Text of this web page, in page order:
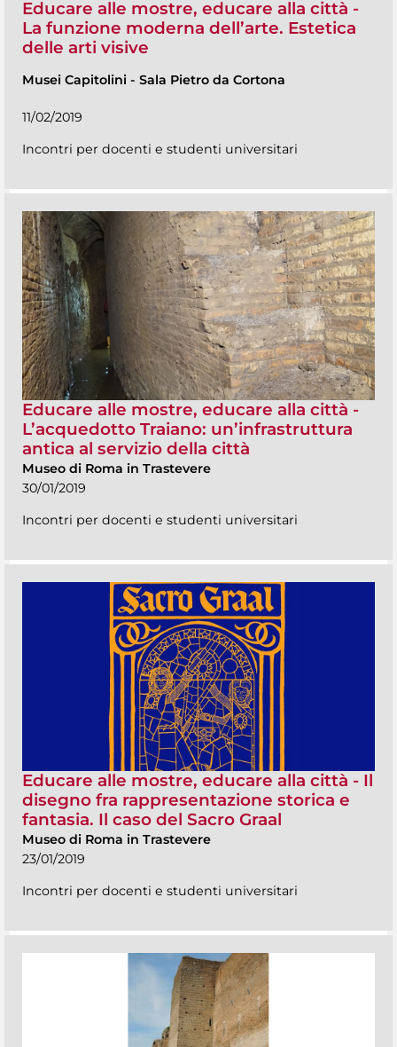
Educare alle mostre, educare alla città -
La funzione moderna dell’arte. Estetica
delle arti visive
Musei Capitolini - Sala Pietro da Cortona
11/02/2019
Incontri per docenti e studenti universitari
Educare alle mostre, educare alla città -
L’acquedotto Traiano: un’infrastruttura
antica al servizio della città
Museo di Roma in Trastevere
30/01/2019
Incontri per docenti e studenti universitari
Educare alle mostre, educare alla città - Il
disegno fra rappresentazione storica e
fantasia. Il caso del Sacro Graal
Museo di Roma in Trastevere
23/01/2019
Incontri per docenti e studenti universitari